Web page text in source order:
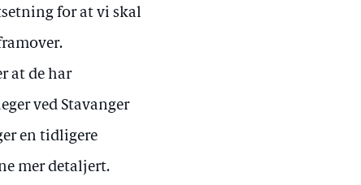
for at vi skal
at de har
ved Stavanger
en tidligere
mer detaljert.